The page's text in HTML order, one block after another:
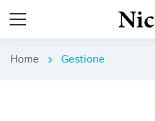
Home chevron_right Gestione